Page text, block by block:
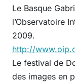
Le Basque
l’Observatoire
2009.
http://
Le festival de
des images en